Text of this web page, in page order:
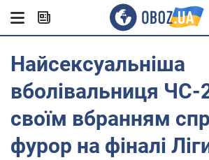
Найсексуальніша
вболівальниця ЧС-
своїм вбранням
фурор на фіналі